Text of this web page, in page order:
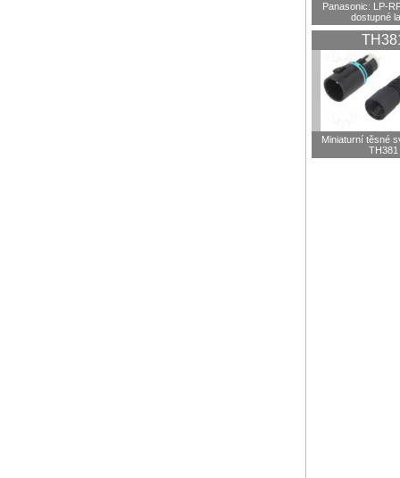
Panasonic: LP-
dostupné
Miniaturní těsné
TH381